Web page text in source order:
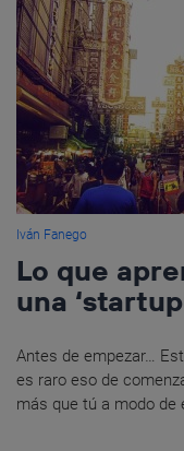
Iván Fanego
Lo que
una
Antes de empezar…
es raro eso de
más que tú a modo de